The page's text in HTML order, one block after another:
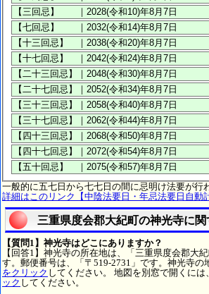
一般的に五七日から七七日の間に忌明け法要が行
詳細はこのリンク【中陰法要日・年忌法要日自動
三重県度会郡大紀町の神光寺に
【質問1】神光寺はどこにありますか？
【回答1】神光寺の所在地は、「三重県度会郡大
す。郵便番号は、「〒519-2731」です。神光寺の
をクリック してください。 地図を別窓で開くには、
ック してください。